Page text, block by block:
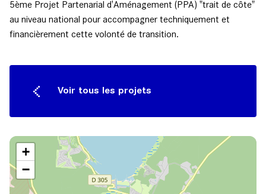
5ème Projet Partenarial d'Aménagement (PPA) "trait de côte"
au niveau national pour accompagner techniquement et
financièrement cette volonté de transition.
Voir tous les projets
+
−